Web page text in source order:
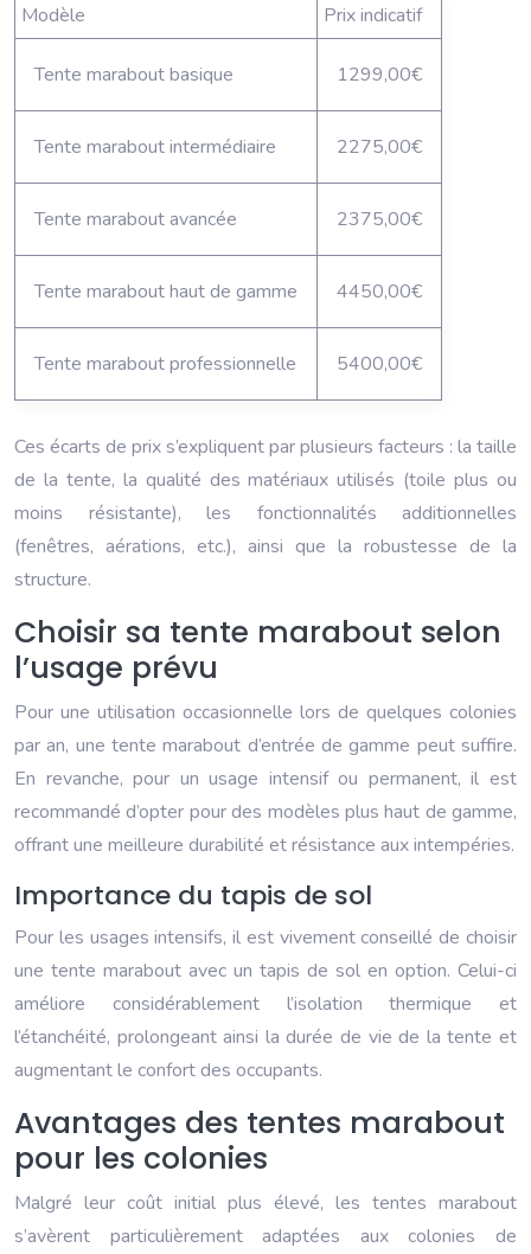
Modèle Prix indicatif
Tente marabout basique 1299,00€
Tente marabout intermédiaire 2275,00€
Tente marabout avancée 2375,00€
Tente marabout haut de gamme 4450,00€
Tente marabout professionnelle 5400,00€
Ces écarts de prix s’expliquent par plusieurs facteurs : la taille
de la tente, la qualité des matériaux utilisés (toile plus ou
moins résistante), les fonctionnalités additionnelles
(fenêtres, aérations, etc.), ainsi que la robustesse de la
structure.
Choisir sa tente marabout selon
l’usage prévu
Pour une utilisation occasionnelle lors de quelques colonies
par an, une tente marabout d’entrée de gamme peut suffire.
En revanche, pour un usage intensif ou permanent, il est
recommandé d’opter pour des modèles plus haut de gamme,
offrant une meilleure durabilité et résistance aux intempéries.
Importance du tapis de sol
Pour les usages intensifs, il est vivement conseillé de choisir
une tente marabout avec un tapis de sol en option. Celui-ci
améliore considérablement l’isolation thermique et
l’étanchéité, prolongeant ainsi la durée de vie de la tente et
augmentant le confort des occupants.
Avantages des tentes marabout
pour les colonies
Malgré leur coût initial plus élevé, les tentes marabout
s’avèrent particulièrement adaptées aux colonies de